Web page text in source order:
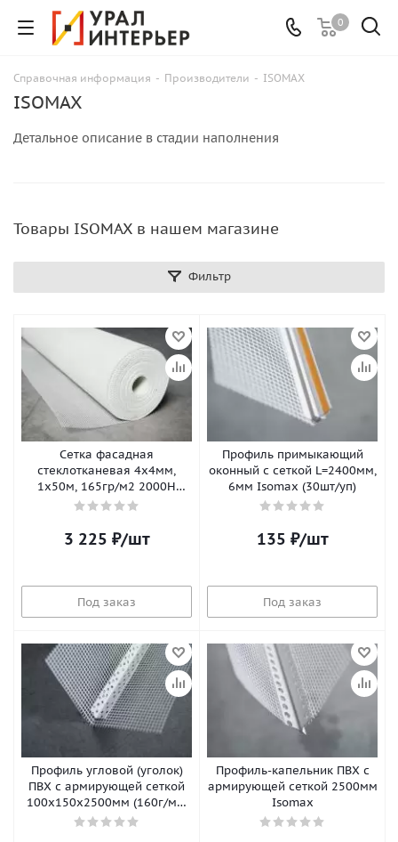
0
Справочная информация - Производители - ISOMAX
ISOMAX
Детальное описание в стадии наполнения
Товары ISOMAX в нашем магазине
Фильтр
Сетка фасадная
стеклотканевая 4х4мм,
1х50м, 165гр/м2 2000Н
Isomax-165
3 225 ₽/шт
Под заказ
Профиль примыкающий
оконный с сеткой L=2400мм,
6мм Isomax (30шт/уп)
135 ₽/шт
Под заказ
Профиль угловой (уголок)
ПВХ с армирующей сеткой
100х150х2500мм (160г/м2)
Isomax
Профиль-капельник ПВХ с
армирующей сеткой 2500мм
Isomax